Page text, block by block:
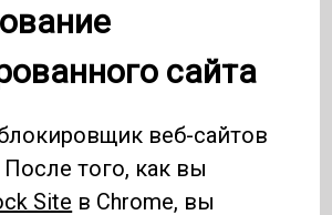
сайта
веб-сайтов
После того, как вы
Site в Chrome, вы